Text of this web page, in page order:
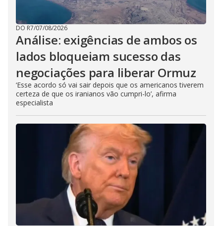
DO R7/07/08/2026
Análise: exigências de ambos os
lados bloqueiam sucesso das
negociações para liberar Ormuz
‘Esse acordo só vai sair depois que os americanos tiverem
certeza de que os iranianos vão cumpri-lo’, afirma
especialista